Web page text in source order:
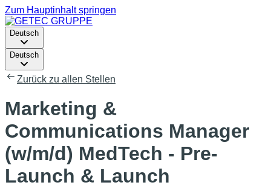
Zum Hauptinhalt springen
Deutsch
Deutsch
Zurück zu allen Stellen
Marketing &
Communications Manager
(w/m/d) MedTech - Pre-
Launch & Launch